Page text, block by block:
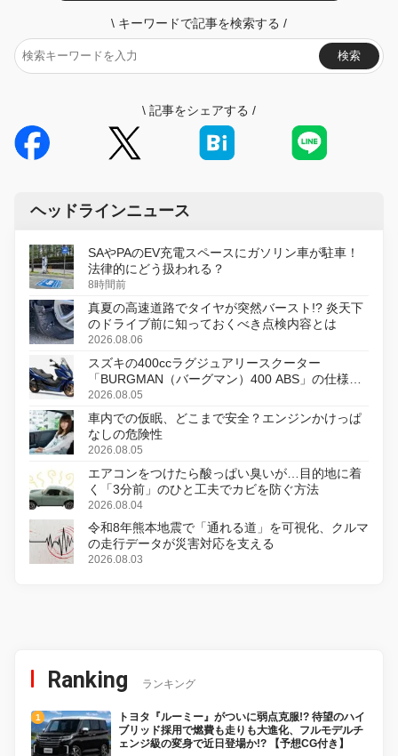
\ キーワードで記事を検索する /
検索
\ 記事をシェアする /
ヘッドラインニュース
SAやPAのEV充電スペースにガソリン車が駐車！
法律的にどう扱われる？
8時間前
真夏の高速道路でタイヤが突然バースト!? 炎天下
のドライブ前に知っておくべき点検内容とは
2026.08.06
スズキの400ccラグジュアリースクーター
「BURGMAN（バーグマン）400 ABS」の仕様を
変更し、8月18日に発売
2026.08.05
車内での仮眠、どこまで安全？エンジンかけっぱ
なしの危険性
2026.08.05
エアコンをつけたら酸っぱい臭いが…目的地に着
く「3分前」のひと工夫でカビを防ぐ方法
2026.08.04
令和8年熊本地震で「通れる道」を可視化、クルマ
の走行データが災害対応を支える
2026.08.03
Ranking ランキング
トヨタ『ルーミー』がついに弱点克服!? 待望のハイ
ブリッド採用で燃費も走りも大進化、フルモデルチ
ェンジ級の変身で近日登場か!? 【予想CG付き】